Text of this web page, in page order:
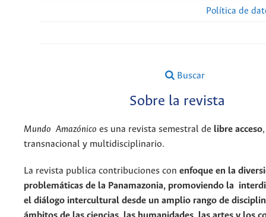
Política de
Buscar
Sobre la revista
Mundo Amazónico es una revista semestral de libre acceso
transnacional y multidisciplinario.
La revista publica contribuciones con enfoque en la
problemáticas de la Panamazonia, promoviendo la
el diálogo intercultural desde un amplio rango de